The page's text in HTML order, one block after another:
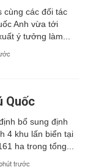
cùng các đối tác
Anh vừa tới
ý tưởng làm...
Quốc
bổ sung định
4 khu lấn biển tại
ha trong tổng...